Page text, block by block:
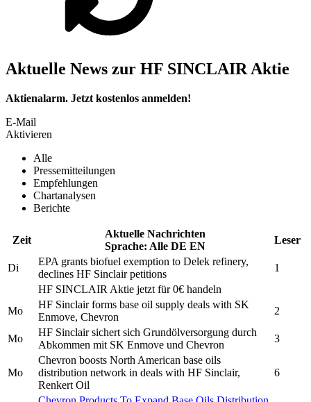
Aktuelle News zur HF SINCLAIR Aktie
Aktienalarm. Jetzt kostenlos anmelden!
E-Mail
Aktivieren
Alle
Pressemitteilungen
Empfehlungen
Chartanalysen
Berichte
Zeit
Aktuelle Nachrichten
Sprache: Alle DE EN
Leser
Di
EPA grants biofuel exemption to Delek refinery,
declines HF Sinclairpetitions
1
HF SINCLAIR Aktie jetzt für 0€ handeln
Mo
HF Sinclairforms base oil supply deals with SK
Enmove, Chevron
2
Mo
HF Sinclairsichert sich Grundölversorgung durch
Abkommen mit SK Enmove und Chevron
3
Mo
Chevron boosts North American base oils
distribution network in deals with HF Sinclair,
Renkert Oil
6